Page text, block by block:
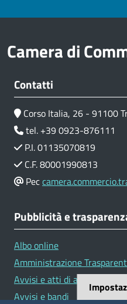
Camera di
Contatti
Corso Italia, 26 - 91100
tel. +39 0923-876111
P.I. 01135070819
C.F. 80001990813
Pec
Pubblicità e
Albo online
Amministrazione
Avvisi e atti di altre
Avvisi e bandi